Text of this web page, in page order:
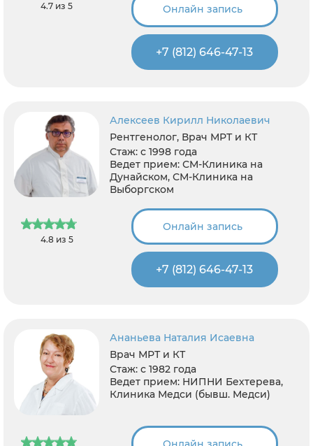
4.7 из 5 Онлайн запись
+7 (812) 646-47-13
4.8 из 5
Алексеев Кирилл Николаевич
Рентгенолог, Врач МРТ и КТ
Стаж: с 1998 года
Ведет прием: СМ-Клиника на
Дунайском, СМ-Клиника на
Выборгском
Онлайн запись
+7 (812) 646-47-13
Ананьева Наталия Исаевна
Врач МРТ и КТ
Стаж: с 1982 года
Ведет прием: НИПНИ Бехтерева,
Клиника Медси (бывш. Медси)